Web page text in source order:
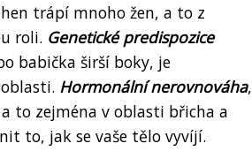
trápí mnoho žen, a to z
roli. Genetické predispozice
babička širší boky, je
Hormonální nerovnováha,
to zejména v oblasti břicha a
to, jak se vaše tělo vyvíjí.